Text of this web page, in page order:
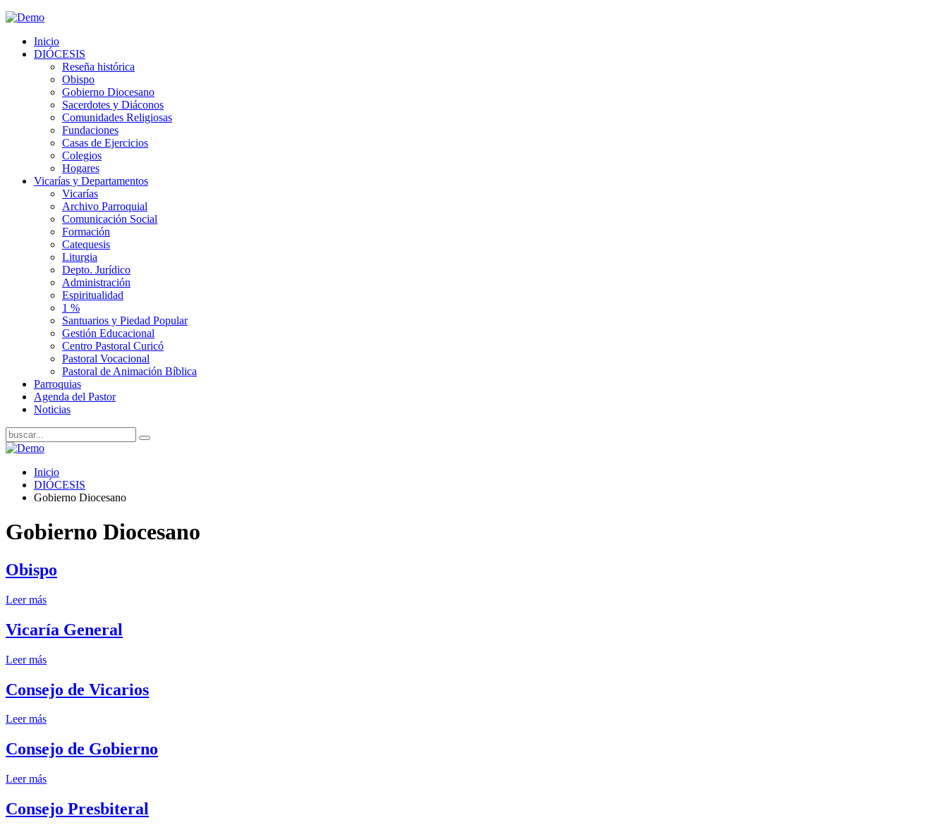
Inicio
DIÓCESIS
Reseña histórica
Obispo
Gobierno Diocesano
Sacerdotes y Diáconos
Comunidades Religiosas
Fundaciones
Casas de Ejercicios
Colegios
Hogares
Vicarías y Departamentos
Vicarías
Archivo Parroquial
Comunicación Social
Formación
Catequesis
Liturgia
Depto. Jurídico
Administración
Espiritualidad
1 %
Santuarios y Piedad Popular
Gestión Educacional
Centro Pastoral Curicó
Pastoral Vocacional
Pastoral de Animación Bíblica
Parroquias
Agenda del Pastor
Noticias
Inicio
DIÓCESIS
Gobierno Diocesano
Gobierno Diocesano
Obispo
Leer más
Vicaría General
Leer más
Consejo de Vicarios
Leer más
Consejo de Gobierno
Leer más
Consejo Presbiteral